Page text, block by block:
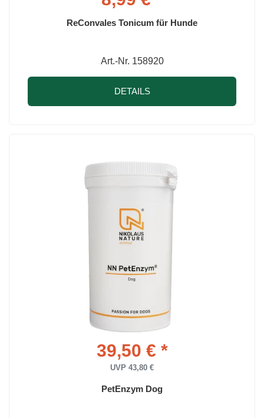
ReConvales Tonicum für Hunde
Art.-Nr. 158920
DETAILS
39,50 € *
UVP 43,80 €
PetEnzym Dog